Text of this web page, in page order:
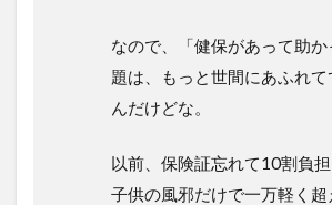
なので、「健保があって助
題は、もっと世間にあふれて
んだけどな。
以前、保険証忘れて10割負担
子供の風邪だけで一万軽く超